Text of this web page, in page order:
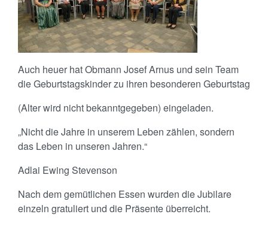
Auch heuer hat Obmann Josef Arnus und sein Team
die Geburtstagskinder zu ihren besonderen Geburtstag
(Alter wird nicht bekanntgegeben) eingeladen.
„Nicht die Jahre in unserem Leben zählen, sondern
das Leben in unseren Jahren.“
Adlai Ewing Stevenson
Nach dem gemütlichen Essen wurden die Jubilare
einzeln gratuliert und die Präsente überreicht.